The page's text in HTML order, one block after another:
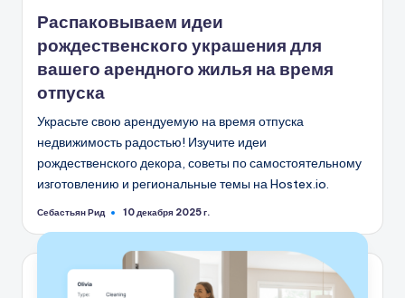
Распаковываем идеи
рождественского украшения для
вашего арендного жилья на время
отпуска
Украсьте свою арендуемую на время отпуска
недвижимость радостью! Изучите идеи
рождественского декора, советы по самостоятельному
изготовлению и региональные темы на Hostex.io.
Запись
Себастьян Рид 10 декабря 2025 г.